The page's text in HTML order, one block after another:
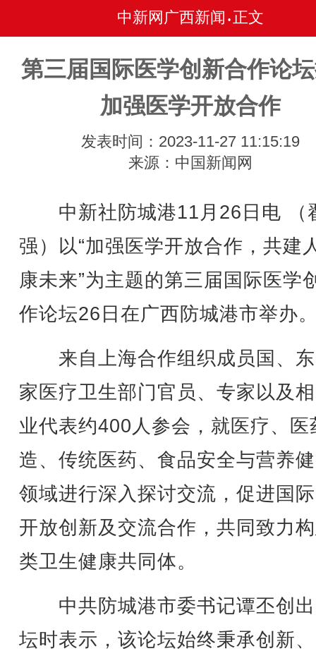
中新网广西新闻 • 正文
第三届国际医学创新合作论
加强医学开放合作
发表时间：2023-11-27 11:15:19
来源：中国新闻网
中新社防城港11月26日电 （
强）以“加强医学开放合作，共建
康未来”为主题的第三届国际医学
作论坛26日在广西防城港市举办
来自上海合作组织成员国、
家医疗卫生部门官员、专家以及
业代表约400人参会，就医疗、医
造、传统医药、食品安全与营养
领域进行深入探讨交流，促进国
开放创新及交流合作，共同致力
类卫生健康共同体。
中共防城港市委书记谭丕创
坛时表示，该论坛始终秉承创新